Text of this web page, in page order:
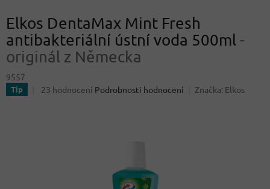
Elkos DentaMax Mint Fresh
antibakteriální ústní voda 500ml -
originál z Německa
9557
Tip
Průměrné
23 hodnocení Podrobnosti hodnocení Značka: Elkos